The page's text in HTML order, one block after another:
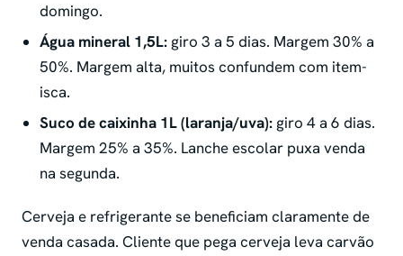
domingo.
Água mineral 1,5L: giro 3 a 5 dias. Margem 30% a
50%. Margem alta, muitos confundem com item-
isca.
Suco de caixinha 1L (laranja/uva): giro 4 a 6 dias.
Margem 25% a 35%. Lanche escolar puxa venda
na segunda.
Cerveja e refrigerante se beneficiam claramente de
venda casada. Cliente que pega cerveja leva carvão